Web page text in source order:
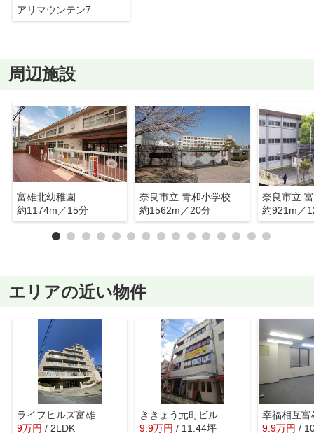
アリマウンテン7
周辺施設
富雄北幼稚園
約1174m／15分
奈良市立 青和小学校
約1562m／20分
奈良市立
約921m／
エリアの近い物件
ライフヒルズ富雄
9万円 / 2LDK
ききょう元町ビル
9.9万円 / 11.44坪
幸福相互富
9.9万円 /